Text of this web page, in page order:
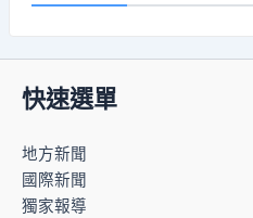
快速選單
地方新聞
國際新聞
獨家報導